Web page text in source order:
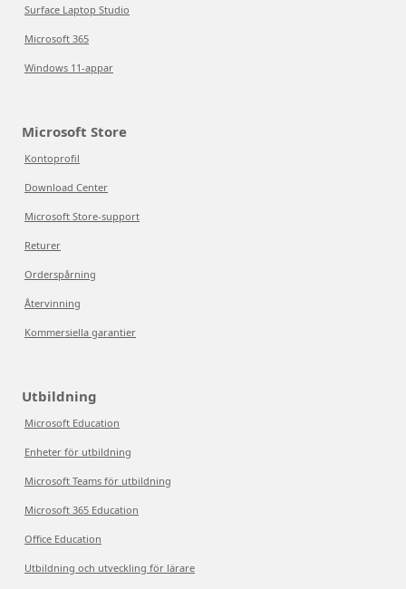
Surface Laptop Studio
Microsoft 365
Windows 11-appar
Microsoft Store
Kontoprofil
Download Center
Microsoft Store-support
Returer
Orderspårning
Återvinning
Kommersiella garantier
Utbildning
Microsoft Education
Enheter för utbildning
Microsoft Teams för utbildning
Microsoft 365 Education
Office Education
Utbildning och utveckling för lärare